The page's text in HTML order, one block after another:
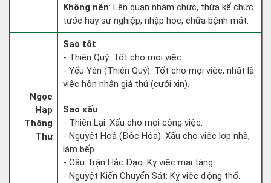
Không nên: Lên quan nhậm chức, thừa kế chức
tước hay sự nghiệp, nhập học, chữa bệnh mắt.
Ngọc
Hạp
Thông
Thư
Sao tốt:
- Thiên Quý: Tốt cho mọi việc.
- Yếu Yên (Thiên Quý): Tốt cho mọi việc, nhất là
việc hôn nhân giá thú (cưới xin).
Sao xấu:
- Thiên Lại: Xấu cho mọi công việc.
- Nguyệt Hoả (Độc Hỏa): Xấu cho việc lợp nhà,
làm bếp.
- Câu Trận Hắc Đạo: Kỵ việc mai táng.
- Nguyệt Kiến Chuyển Sát: Kỵ việc động thổ.